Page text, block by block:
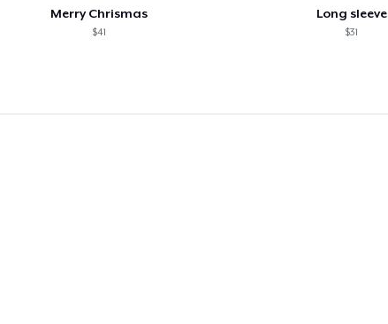
Merry Chrismas
$41
Long sleeve
$31